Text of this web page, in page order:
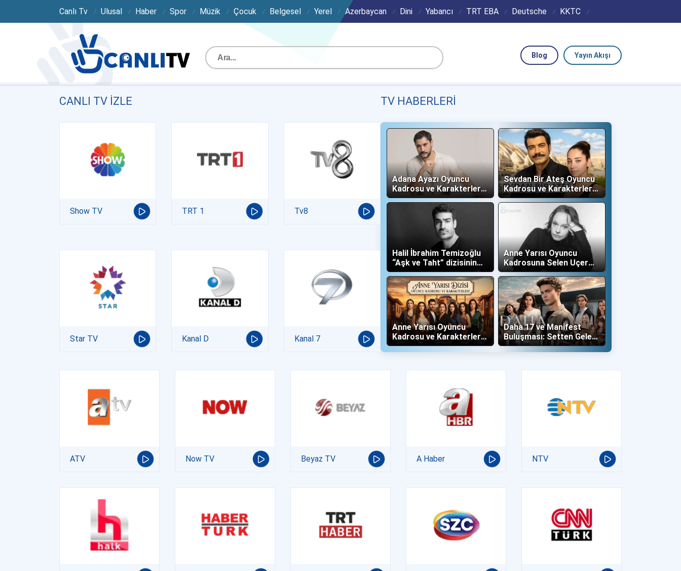
Canlı Tv Ulusal Haber Spor Müzik Çocuk Belgesel Yerel Azerbaycan Dini Yabancı TRT EBA Deutsche KKTC
Yayın Akışı
Blog
CANLI TV IZLE
Show TV TRT 1 Tv8
Star TV Kanal D Kanal 7
TV HABERLERI
Adana Ayazı Oyuncu
Kadrosu ve Karakterleri
(Now TV)
Sevdan Bir Ateş Oyuncu
Kadrosu ve Karakterleri
(Show TV)
Halil İbrahim Temizoğlu
“Aşk ve Taht” dizisinin
Yalboğan'ı Oldu
Anne Yarısı Oyuncu
Kadrosuna Selen Uçer
"Altın" Karakteri İle Dahil
Oldu!
Anne Yarısı Oyuncu
Kadrosu ve Karakterleri
(Now TV)
Daha 17 ve Manifest
Buluşması: Setten Gelen
İlk Kareler Büyüledi!
ATV Now TV Beyaz TV A Haber NTV